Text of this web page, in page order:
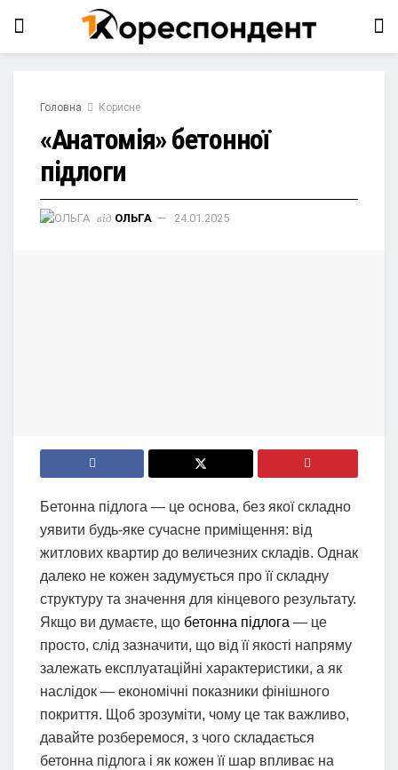
Головна Корисне
«Анатомія» бетонної
підлоги
від ОЛЬГА 24.01.2025
Бетонна підлога — це основа, без якої складно
уявити будь-яке сучасне приміщення: від
житлових квартир до величезних складів. Однак
далеко не кожен задумується про її складну
структуру та значення для кінцевого результату.
Якщо ви думаєте, що бетонна підлога — це
просто, слід зазначити, що від її якості напряму
залежать експлуатаційні характеристики, а як
наслідок — економічні показники фінішного
покриття. Щоб зрозуміти, чому це так важливо,
давайте розберемося, з чого складається
бетонна підлога і як кожен її шар впливає на